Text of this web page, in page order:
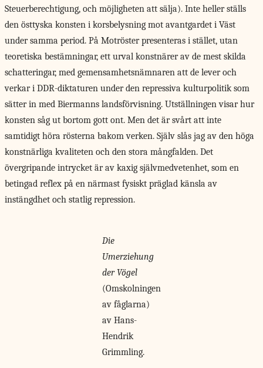
Steuerberechtigung, och möjligheten att sälja). Inte heller ställs
den östtyska konsten i korsbelysning mot avantgardet i Väst
under samma period. På Motröster presenteras i stället, utan
teoretiska bestämningar, ett urval konstnärer av de mest skilda
schatteringar, med gemensamhetsnämnaren att de lever och
verkar i DDR-diktaturen under den repressiva kulturpolitik som
sätter in med Biermanns landsförvisning. Utställningen visar hur
konsten såg ut bortom gott ont. Men det är svårt att inte
samtidigt höra rösterna bakom verken. Själv slås jag av den höga
konstnärliga kvaliteten och den stora mångfalden. Det
övergripande intrycket är av kaxig självmed­vetenhet, som en
betingad reflex på en närmast fysiskt präglad känsla av
instängdhet och statlig repression.
Die
Umerziehung
der Vögel
(Omskolningen
av fåglarna)
av Hans-
Hendrik
Grimmling.